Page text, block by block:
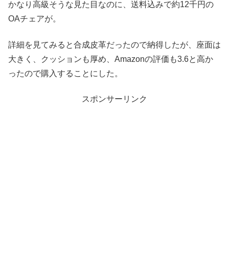
かなり高級そうな見た目なのに、送料込みで約12千円の
OAチェアが。
詳細を見てみると合成皮革だったので納得したが、座面は
大きく、クッションも厚め、Amazonの評価も3.6と高か
ったので購入することにした。
スポンサーリンク